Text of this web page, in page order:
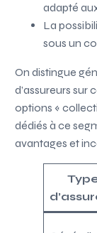
adapté
La
sous un
On distingue
d’assureurs sur
options «
dédiés à ce
avantages et